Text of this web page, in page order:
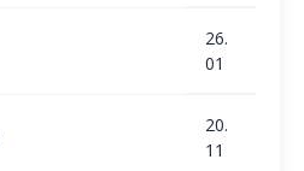
26.
01
20.
11